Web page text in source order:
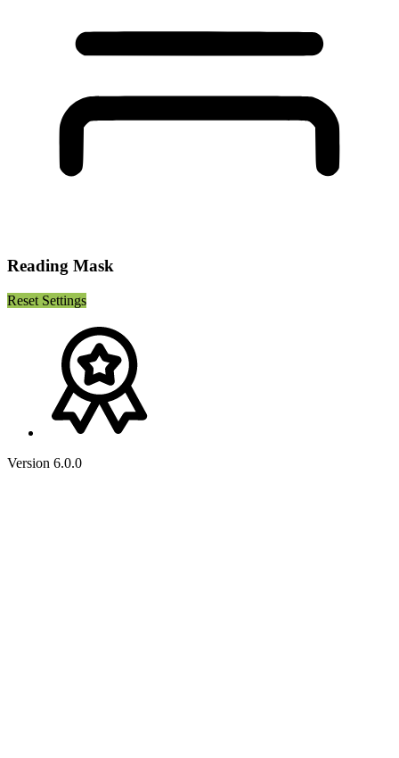
Reading Mask
Reset Settings
Version 6.0.0